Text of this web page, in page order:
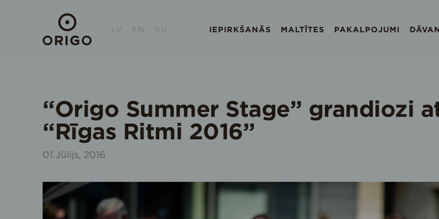
LV EN RU IEPIRKŠANĀS MALTĪTES PAKALPOJUMI
“Origo Summer Stage” grandiozi
“Rīgas Ritmi 2016”
01.Jūlijs, 2016